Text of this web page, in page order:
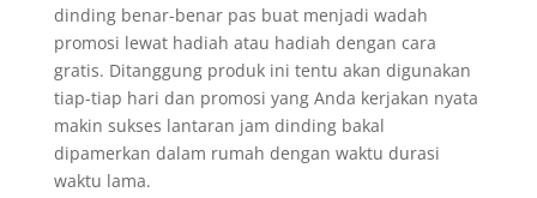
dinding benar-benar pas buat menjadi wadah
promosi lewat hadiah atau hadiah dengan cara
gratis. Ditanggung produk ini tentu akan digunakan
tiap-tiap hari dan promosi yang Anda kerjakan nyata
makin sukses lantaran jam dinding bakal
dipamerkan dalam rumah dengan waktu durasi
waktu lama.